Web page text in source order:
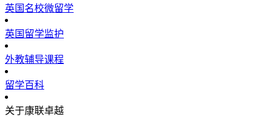
英国名校微留学
英国留学监护
外教辅导课程
留学百科
关于康联卓越